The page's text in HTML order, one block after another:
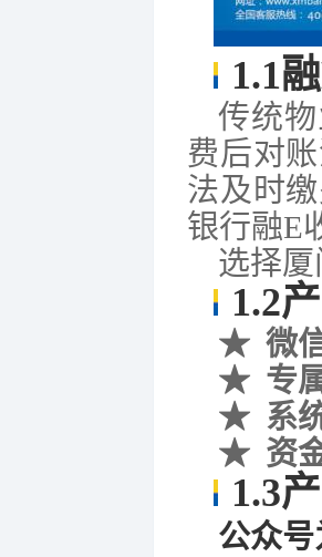
1.1融
传统
费后对
法及时
银行融E
选择
1.2
★ 微
★ 专
★ 系
★ 资
1.3
公众